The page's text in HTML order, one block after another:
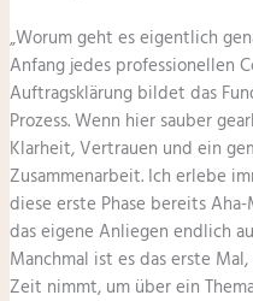
„Worum geht es eigentlich
Anfang jedes professionellen
Auftragsklärung bildet das
Prozess. Wenn hier sauber
Klarheit, Vertrauen und ein
Zusammenarbeit. Ich erlebe
diese erste Phase bereits
das eigene Anliegen endlich
Manchmal ist es das erste
Zeit nimmt, um über ein